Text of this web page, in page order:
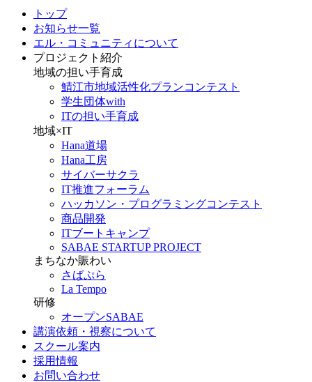
トップ
お知らせ一覧
エル・コミュニティについて
プロジェクト紹介
地域の担い手育成
鯖江市地域活性化プランコンテスト
学生団体with
ITの担い手育成
地域×IT
Hana道場
Hana工房
サイバーサクラ
IT推進フォーラム
ハッカソン・プログラミングコンテスト
商品開発
ITブートキャンプ
SABAE STARTUP PROJECT
まちなか賑わい
さばぷら
La Tempo
研修
オープンSABAE
講演依頼・視察について
スクール案内
採用情報
お問い合わせ